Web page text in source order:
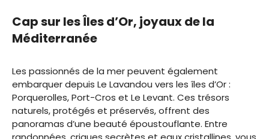
Cap sur les Îles d’Or, joyaux de la
Méditerranée
Les passionnés de la mer peuvent également
embarquer depuis Le Lavandou vers les îles d’Or :
Porquerolles, Port-Cros et Le Levant. Ces trésors
naturels, protégés et préservés, offrent des
panoramas d’une beauté époustouflante. Entre